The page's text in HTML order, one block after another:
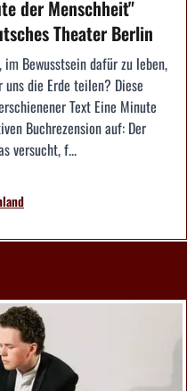
der Menschheit"
Theater Berlin
Bewusstsein dafür zu leben,
die Erde teilen? Diese
Text Eine Minute
Buchrezension auf: Der
versucht, f...